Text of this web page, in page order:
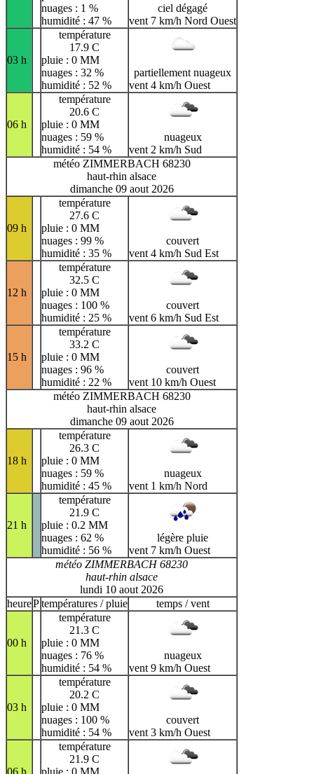
nuages : 1 %
humidité : 47 %
ciel dégagé
vent 7 km/h Nord Ouest
03 h
température
17.9 C
pluie : 0 MM
nuages : 32 %
humidité : 52 %
partiellement nuageux
vent 4 km/h Ouest
06 h
température
20.6 C
pluie : 0 MM
nuages : 59 %
humidité : 54 %
nuageux
vent 2 km/h Sud
météo ZIMMERBACH 68230
haut-rhin alsace
dimanche 09 aout 2026
09 h
température
27.6 C
pluie : 0 MM
nuages : 99 %
humidité : 35 %
couvert
vent 4 km/h Sud Est
12 h
température
32.5 C
pluie : 0 MM
nuages : 100 %
humidité : 25 %
couvert
vent 6 km/h Sud Est
15 h
température
33.2 C
pluie : 0 MM
nuages : 96 %
humidité : 22 %
couvert
vent 10 km/h Ouest
météo ZIMMERBACH 68230
haut-rhin alsace
dimanche 09 aout 2026
18 h
température
26.3 C
pluie : 0 MM
nuages : 59 %
humidité : 45 %
nuageux
vent 1 km/h Nord
21 h
température
21.9 C
pluie : 0.2 MM
nuages : 62 %
humidité : 56 %
légère pluie
vent 7 km/h Ouest
météo ZIMMERBACH 68230
haut-rhin alsace
lundi 10 aout 2026
heurePtempératures / pluie temps / vent
00 h
température
21.3 C
pluie : 0 MM
nuages : 76 %
humidité : 54 %
nuageux
vent 9 km/h Ouest
03 h
température
20.2 C
pluie : 0 MM
nuages : 100 %
humidité : 54 %
couvert
vent 3 km/h Ouest
06 h
température
21.9 C
pluie : 0 MM